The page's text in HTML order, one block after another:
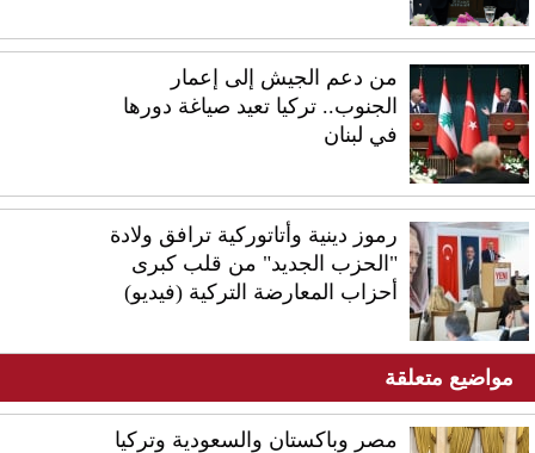
من دعم الجيش إلى إعمار
الجنوب.. تركيا تعيد صياغة دورها
في لبنان
رموز دينية وأتاتوركية ترافق ولادة
"الحزب الجديد" من قلب كبرى
أحزاب المعارضة التركية (فيديو)
مواضيع متعلقة
مصر وباكستان والسعودية وتركيا